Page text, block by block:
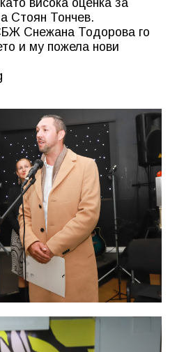
Стоян Тончев.
Снежана Тодорова го
и му пожела нови